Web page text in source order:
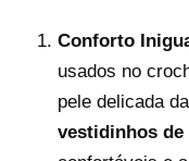
Conforto
usados no
pele delicada
vestidinhos de